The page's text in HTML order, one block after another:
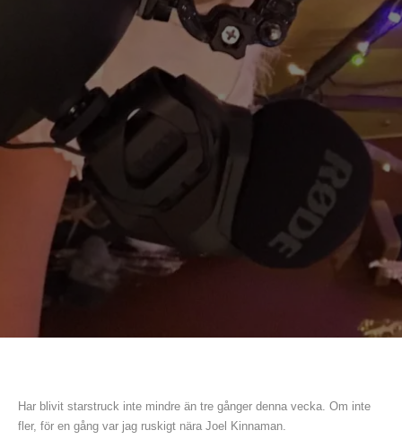
Har blivit starstruck inte mindre än tre gånger denna vecka. Om inte
fler, för en gång var jag ruskigt nära Joel Kinnaman.